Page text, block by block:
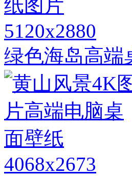
5120x2880
绿色海岛高端
4068x2673